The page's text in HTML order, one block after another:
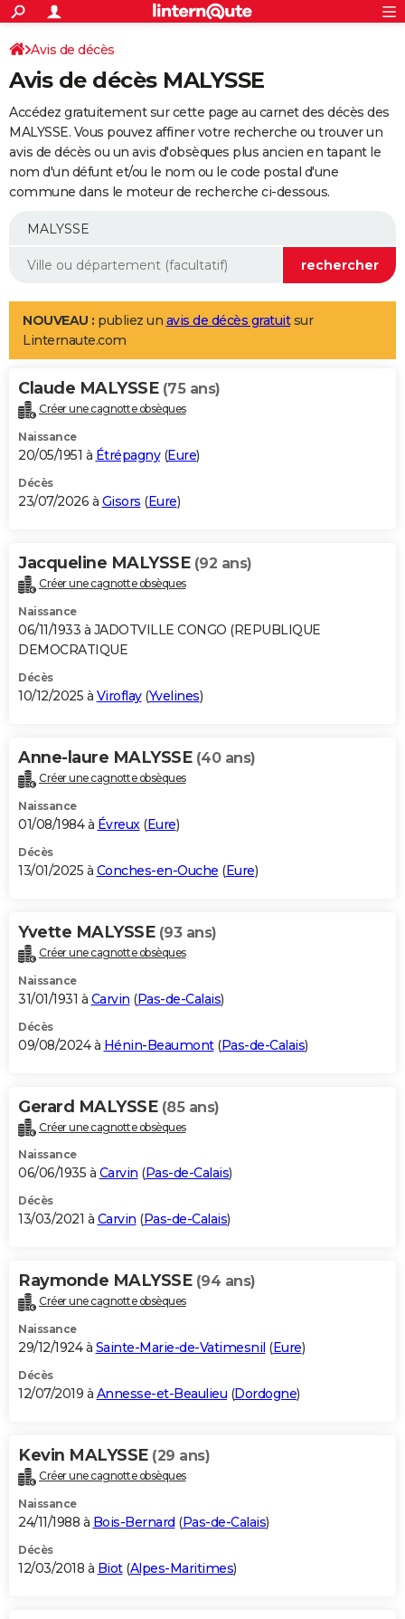
ACTUALITÉS
Politique
Société
Faits Divers
Education
Monde
Villes
+
SPORT
Coupe du monde 2026
Football
Tennis
Cyclisme
Rugby
Forum
Programme TV
TNT
Streaming
Cinéma
Sorties cinéma
Musique
+
FINANCE
Retraite
Epargne
Immobilier
Risques naturels par ville
Banque
Assurance
AUTO
Essais
Réserver un essai
Citadines
Berlines
SUV
Forum auto
+
Mobiles
Meilleur smartphone
Internet
Ordinateurs
Jeux vidéo
Guide high-tech
Aménagement intérieur
LIFESTYLE
Art de vivre
Bien-être
Loisirs
Mode
Modes de vie
Alimentation
Guide de la santé
Maladies
Médicaments
Sommeil
VOYAGE
Destinations
City break
Voyage nature
Voyage de noces
Forum
Climat
+PHOTO
GUIDES D'ACHAT
BONS PLANS
Carte de Noël
Carte Bonne année
Carte Saint-Valentin
Carte Pâques
Carte d'anniversaire
DICTIONNAIRE
Dictionnaire
Biographies
Citations
Expressions
Proverbes
PROGRAMME TV
COPAINS D'AVANT
S'inscrire
Se connecter
Lycées
Collèges
Primaires
Universités
Entreprises
Service militaire
Avis de recherche
AVIS DE DÉCÈS
Bricolage
Lifestyle
Culture
Sport
Auto
Television
Voyage
Cinema
Avis de décès
Avis de décès MALYSSE
Accédez gratuitement sur cette page au carnet des décès des
MALYSSE. Vous pouvez affiner votre recherche ou trouver un
avis de décès ou un avis d'obsèques plus ancien en tapant le
nom d'un défunt et/ou le nom ou le code postal d'une
commune dans le moteur de recherche ci-dessous.
NOUVEAU : publiez un avis de décès gratuitsur
Linternaute.com
Claude MALYSSE (75 ans)
Créer une cagnotte obsèques
Naissance
20/05/1951 à Étrépagny(Eure)
Décès
23/07/2026 à Gisors (Eure)
Jacqueline MALYSSE (92 ans)
Créer une cagnotte obsèques
Naissance
06/11/1933 à JADOTVILLE CONGO (REPUBLIQUE
DEMOCRATIQUE
Décès
10/12/2025 à Viroflay(Yvelines)
Anne-laure MALYSSE (40 ans)
Créer une cagnotte obsèques
Naissance
01/08/1984 à Évreux(Eure)
Décès
13/01/2025 à Conches-en-Ouche (Eure)
Yvette MALYSSE (93 ans)
Créer une cagnotte obsèques
Naissance
31/01/1931 à Carvin (Pas-de-Calais)
Décès
09/08/2024 à Hénin-Beaumont(Pas-de-Calais)
Gerard MALYSSE (85 ans)
Créer une cagnotte obsèques
Naissance
06/06/1935 à Carvin (Pas-de-Calais)
Décès
13/03/2021 à Carvin (Pas-de-Calais)
Raymonde MALYSSE (94 ans)
Créer une cagnotte obsèques
Naissance
29/12/1924 à Sainte-Marie-de-Vatimesnil (Eure)
Décès
12/07/2019 à Annesse-et-Beaulieu (Dordogne)
Kevin MALYSSE (29 ans)
Créer une cagnotte obsèques
Naissance
24/11/1988 à Bois-Bernard (Pas-de-Calais)
Décès
12/03/2018 à Biot(Alpes-Maritimes)